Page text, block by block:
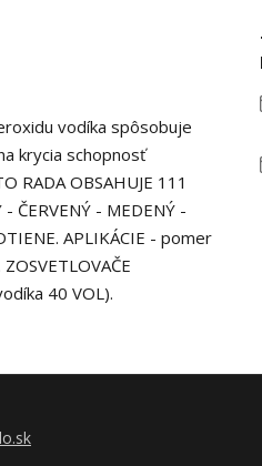
vodíka spôsobuje
krycia schopnosť
RADA OBSAHUJE 111
ČERVENÝ - MEDENÝ -
APLIKÁCIE - pomer
40 VOL).